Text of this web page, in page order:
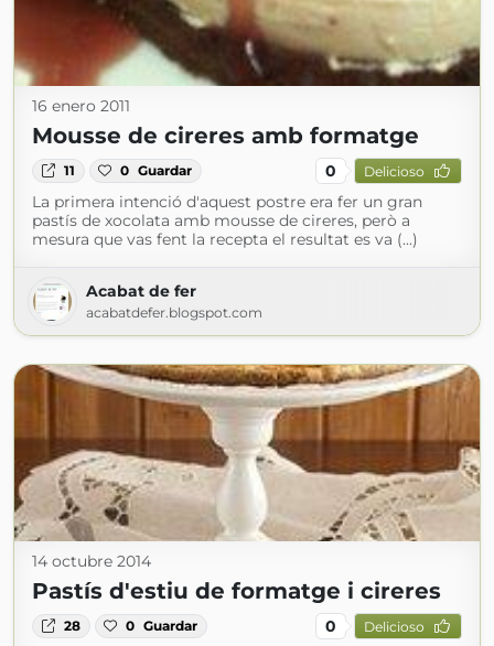
16 enero 2011
Mousse de cireres amb formatge
11 0 Guardar 0 Delicioso
La primera intenció d'aquest postre era fer un gran
pastís de xocolata amb mousse de cireres, però a
mesura que vas fent la recepta el resultat es va (...)
Acabat de fer
acabatdefer.blogspot.com
14 octubre 2014
Pastís d'estiu de formatge i cireres
28 0 Guardar 0 Delicioso